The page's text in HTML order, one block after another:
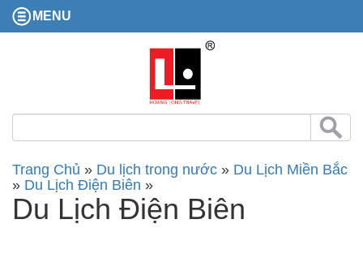
MENU
Trang Chủ » Du lịch trong nước » Du Lịch Miền Bắc
» Du Lịch Điện Biên »
Du Lịch Điện Biên